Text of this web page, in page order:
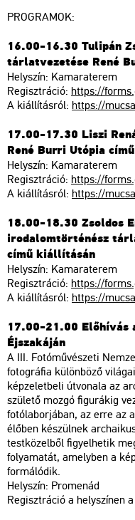
PROGRAMOK:
16.00-16.30 Tulipán
tárlatvezetése René
Helyszín: Kamaraterem
Regisztráció: https://
A kiállításról: https://
17.00-17.30 Liszi
René Burri Utópia
Helyszín: Kamaraterem
Regisztráció: https://
A kiállításról: https://
18.00-18.30 Zsoldos
irodalomtörténész
című kiállításán
Helyszín: Kamaraterem
Regisztráció: https://
A kiállításról: https://
17.00-21.00 Előhívás
Éjszakáján
A III. Fotóművészeti
fotográfia különböző
képzeletbeli útvonala az
születő mozgó figurákig
fotólaborjában, az erre az
élőben készülnek
testközelből figyelhetik
folyamatát, amelyben a
formálódik.
Helyszín: Promenád
Regisztráció a helyszínen